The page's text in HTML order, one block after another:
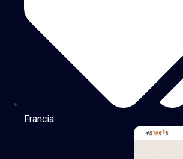
Francia